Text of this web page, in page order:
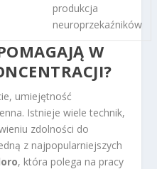
produkcja
neuroprzekaźników
W
umiejętność
Istnieje wiele technik,
zdolności do
z najpopularniejszych
, która polega na pracy